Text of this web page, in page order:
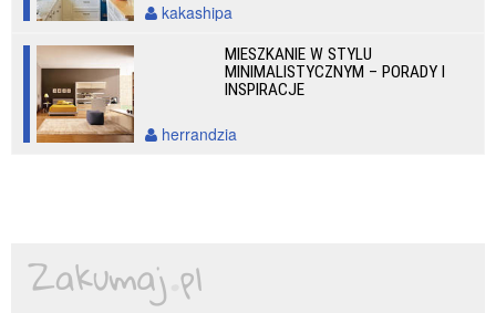
kakashipa
MIESZKANIE W STYLU
MINIMALISTYCZNYM – PORADY I
INSPIRACJE
herrandzia